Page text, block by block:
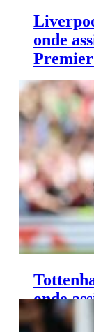
onde
Premier
Saiba onde
Liverpool x
onde